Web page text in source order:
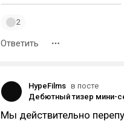
2
Ответить
HypeFilms в посте
Мы действительно